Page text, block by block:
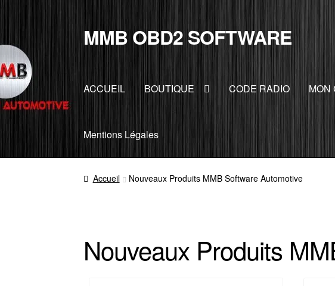
Aller
à
Aller
au
MMB OBD2 SOFTWARE
ACCUEIL BOUTIQUE CODE RADIO MON
Mentions Légales
Accueil Nouveaux Produits MMB Software Automotive
Nouveaux Produits